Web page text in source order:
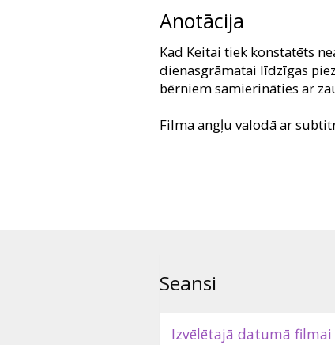
Anotācija
Kad Keitai tiek konstatēts
dienasgrāmatai līdzīgas
bērniem samierināties ar
Filma angļu valodā ar
Seansi
Izvēlētajā datumā filmai